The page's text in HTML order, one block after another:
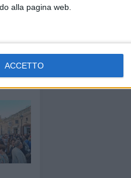
alla pagina web.
ACCETTO